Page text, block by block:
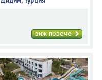
виж повече